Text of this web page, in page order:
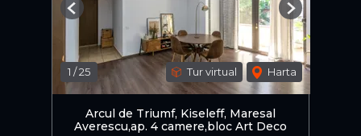
1 /25 Tur virtual Harta
Previous Next
Arcul de Triumf, Kiseleff, Maresal
Averescu,ap. 4 camere,bloc Art Deco